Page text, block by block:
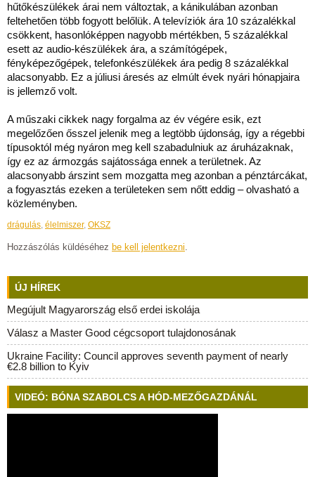
hűtőkészülékek árai nem változtak, a kánikulában azonban
feltehetően több fogyott belőlük. A televíziók ára 10 százalékkal
csökkent, hasonlóképpen nagyobb mértékben, 5 százalékkal
esett az audio-készülékek ára, a számítógépek,
fényképezőgépek, telefonkészülékek ára pedig 8 százalékkal
alacsonyabb. Ez a júliusi áresés az elmúlt évek nyári hónapjaira
is jellemző volt.
A műszaki cikkek nagy forgalma az év végére esik, ezt
megelőzően ősszel jelenik meg a legtöbb újdonság, így a régebbi
típusoktól még nyáron meg kell szabadulniuk az áruházaknak,
így ez az ármozgás sajátossága ennek a területnek. Az
alacsonyabb árszint sem mozgatta meg azonban a pénztárcákat,
a fogyasztás ezeken a területeken sem nőtt eddig – olvasható a
közleményben.
drágulás, élelmiszer, OKSZ
Hozzászólás küldéséhez be kell jelentkezni.
ÚJ HÍREK
Megújult Magyarország első erdei iskolája
Válasz a Master Good cégcsoport tulajdonosának
Ukraine Facility: Council approves seventh payment of nearly
€2.8 billion to Kyiv
VIDEÓ: BÓNA SZABOLCS A HÓD-MEZŐGAZDÁNÁL